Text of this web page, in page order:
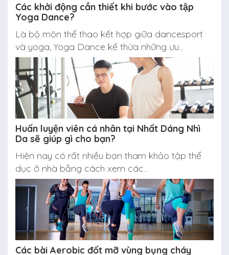
Các khởi động cần thiết khi bước vào tập
Yoga Dance?
Là bộ môn thể thao kết hợp giữa dancesport
và yoga, Yoga Dance kế thừa những ưu...
Huấn luyện viên cá nhân tại Nhất Dáng Nhì
Da sẽ giúp gì cho bạn?
Hiện nay có rất nhiều bạn tham khảo tập thể
dục ở nhà bằng cách xem các...
Các bài Aerobic đốt mỡ vùng bụng cháy